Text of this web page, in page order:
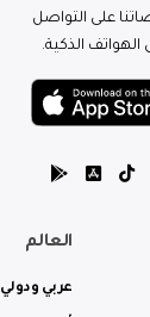
على التواصل
الذكية.
العالم
عربي ودولي